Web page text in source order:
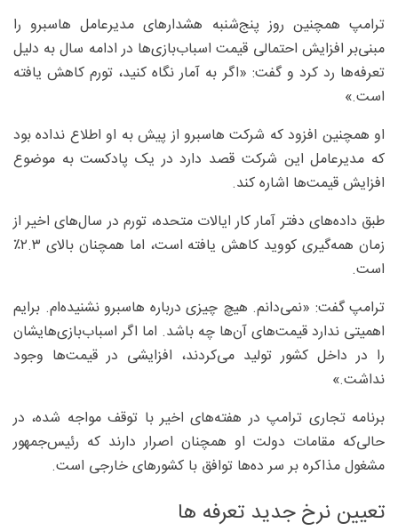
ترامپ همچنین روز پنج‌شنبه هشدارهای مدیرعامل هاسبرو را
مبنی‌بر افزایش احتمالی قیمت اسباب‌بازی‌ها در ادامه‌ سال به دلیل
تعرفه‌ها رد کرد و گفت: «اگر به آمار نگاه کنید، تورم کاهش یافته
است.»
او همچنین افزود که شرکت هاسبرو از پیش به او اطلاع نداده بود
که مدیرعامل این شرکت قصد دارد در یک پادکست به موضوع
افزایش قیمت‌ها اشاره کند.
طبق داده‌های دفتر آمار کار ایالات متحده، تورم در سال‌های اخیر از
زمان همه‌گیری کووید کاهش یافته است، اما همچنان بالای ۲.۳٪
است.
ترامپ گفت: «نمی‌دانم. هیچ چیزی درباره هاسبرو نشنیده‌ام. برایم
اهمیتی ندارد قیمت‌های آن‌ها چه باشد. اما اگر اسباب‌بازی‌هایشان
را در داخل کشور تولید می‌کردند، افزایشی در قیمت‌ها وجود
نداشت.»
برنامه تجاری ترامپ در هفته‌های اخیر با توقف مواجه شده، در
حالی‌که مقامات دولت او همچنان اصرار دارند که رئیس‌جمهور
مشغول مذاکره بر سر ده‌ها توافق با کشورهای خارجی است.
تعیین نرخ جدید تعرفه ها